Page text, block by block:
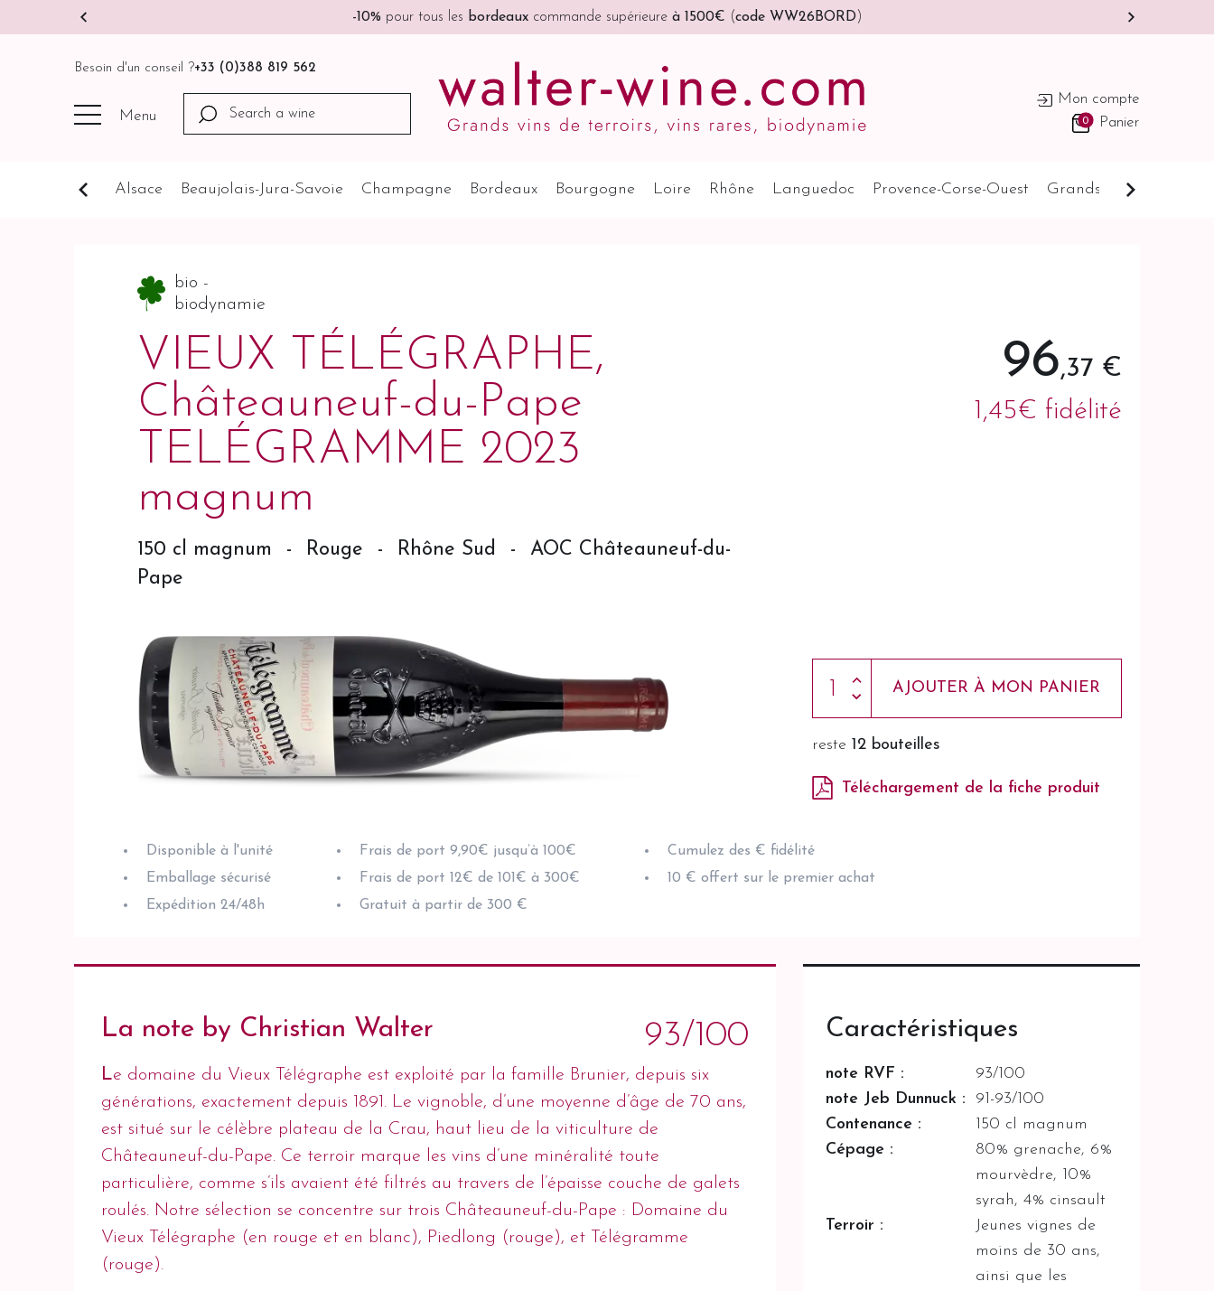
-10% pour tous les bordeauxcommande supérieure à 1500€ (code WW26BORD )
Besoin d'un conseil ?+33 (0)388 819 562
Menu
Mon compte
Panier
0
Alsace Beaujolais-Jura-Savoie Champagne Bordeaux Bourgogne Loire Rhône Languedoc Provence-Corse-Ouest Grands Pays
bio -
biodynamie
VIEUX TÉLÉGRAPHE,
Châteauneuf-du-Pape
TELÉGRAMME 2023
magnum
150 cl magnum - Rouge - Rhône Sud -
AOC Châteauneuf-du-
Pape
96,37 €
1,45€ fidélité
AJOUTER À MON PANIER
reste 12 bouteilles
Téléchargement de la fiche produit
Disponible à l'unité
Emballage sécurisé
Expédition 24/48h
Frais de port 9,90€ jusqu’à 100€
Frais de port 12€ de 101€ à 300€
Gratuit à partir de 300 €
Cumulez des € fidélité
10 € offert sur le premier achat
La note by Christian Walter 93/100
Le domaine du Vieux Télégraphe est exploité par la famille Brunier, depuis six
générations, exactement depuis 1891. Le vignoble, d’une moyenne d’âge de 70 ans,
est situé sur le célèbre plateau de la Crau, haut lieu de la viticulture de
Châteauneuf-du-Pape. Ce terroir marque les vins d’une minéralité toute
particulière, comme s’ils avaient été filtrés au travers de l’épaisse couche de galets
roulés. Notre sélection se concentre sur trois Châteauneuf-du-Pape : Domaine du
Vieux Télégraphe (en rouge et en blanc), Piedlong (rouge), et Télégramme
(rouge).
Caractéristiques
note RVF :
93/100
note Jeb Dunnuck :
91-93/100
Contenance :
150 cl magnum
Cépage :
80% grenache, 6%
mourvèdre, 10%
syrah, 4% cinsault
Terroir :
Jeunes vignes de
moins de 30 ans,
ainsi que les